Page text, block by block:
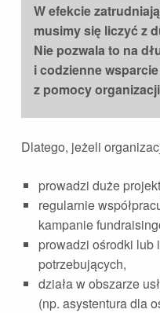
W efekcie
musimy się liczyć z
Nie pozwala to na
i codzienne
z pomocy
Dlatego, jeżeli
prowadzi duże
regularnie
kampanie
prowadzi ośrodki lub
potrzebujących,
działa w obszarze
(np. asystentura dla